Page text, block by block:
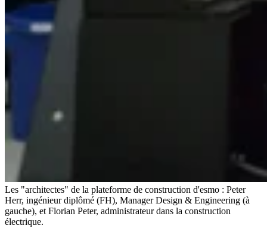
Les "architectes" de la plateforme de construction d'esmo : Peter
Herr, ingénieur diplômé (FH), Manager Design & Engineering (à
gauche), et Florian Peter, administrateur dans la construction
électrique.